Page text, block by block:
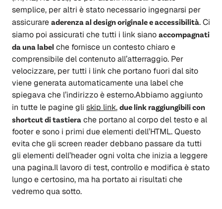
semplice, per altri è stato necessario ingegnarsi per
assicurare aderenza al design originale e accessibilità. Ci
siamo poi assicurati che tutti i link siano accompagnati
da una label che fornisce un contesto chiaro e
comprensibile del contenuto all’atterraggio. Per
velocizzare, per tutti i link che portano fuori dal sito
viene generata automaticamente una label che
spiegava che l’indirizzo è esterno.Abbiamo aggiunto
in tutte le pagine gli skip link, due link raggiungibili con
shortcut di tastiera che portano al corpo del testo e al
footer e sono i primi due elementi dell’HTML. Questo
evita che gli screen reader debbano passare da tutti
gli elementi dell’header ogni volta che inizia a leggere
una pagina.Il lavoro di test, controllo e modifica è stato
lungo e certosino, ma ha portato ai risultati che
vedremo qua sotto.